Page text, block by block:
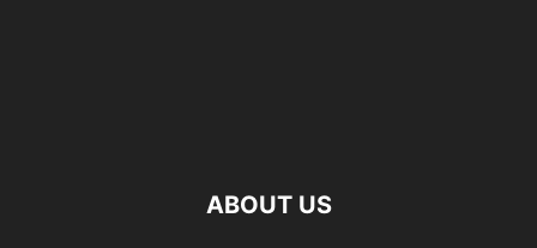
ABOUT US